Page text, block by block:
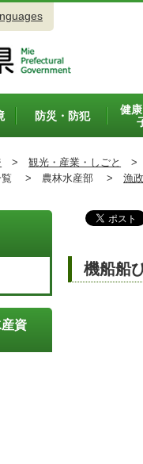
防災・防犯
健
> 観光・産業・しごと >
覧 > 農林水産部 > 漁
機船船
資